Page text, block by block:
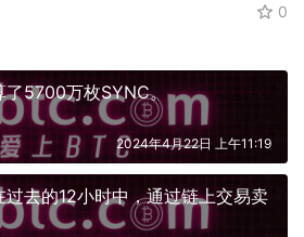
0
了5700万枚SYNC。
2024年4月22日 上午11:19
去的12小时中，通过链上交易卖